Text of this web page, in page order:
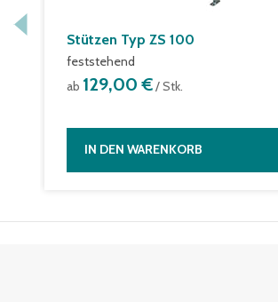
Stützen Typ ZS 100
feststehend
ab 129,00 €/ Stk.
IN DEN WARENKORB